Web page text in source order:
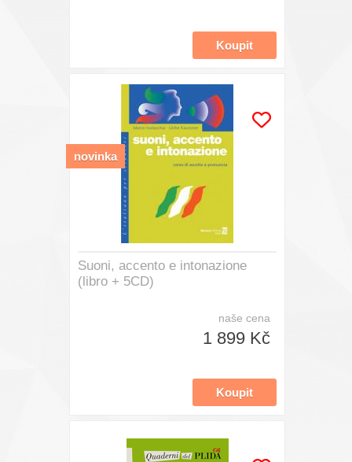
Suoni, accento e intonazione
(libro + 5CD)
naše cena
1 899 Kč
novinka